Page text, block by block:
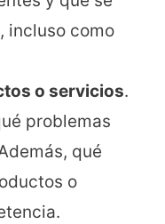
incluso como
o servicios.
problemas
qué
o